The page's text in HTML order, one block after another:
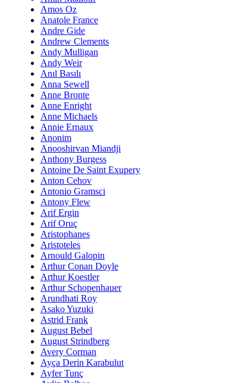
Amos Oz
Anatole France
Andre Gide
Andrew Clements
Andy Mulligan
Andy Weir
Anıl Basılı
Anna Sewell
Anne Bronte
Anne Enright
Anne Michaels
Annie Ernaux
Anonim
Anooshirvan Miandji
Anthony Burgess
Antoine De Saint Exupery
Anton Cehov
Antonio Gramsci
Antony Flew
Arif Ergin
Arif Oruç
Aristophanes
Aristoteles
Arnould Galopin
Arthur Conan Doyle
Arthur Koestler
Arthur Schopenhauer
Arundhati Roy
Asako Yuzuki
Astrid Frank
August Bebel
August Strindberg
Avery Corman
Ayça Derin Karabulut
Ayfer Tunç